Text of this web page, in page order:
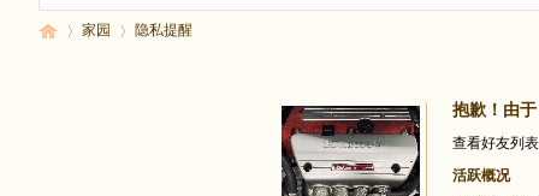
家园 隐私提醒
抱歉！由
查看好友列表
活跃概况